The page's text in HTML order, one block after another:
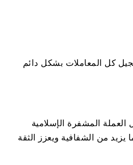
كل المعاملات بشكل دائم
المشفرة الإسلامية
من الشفافية ويعزز الثقة